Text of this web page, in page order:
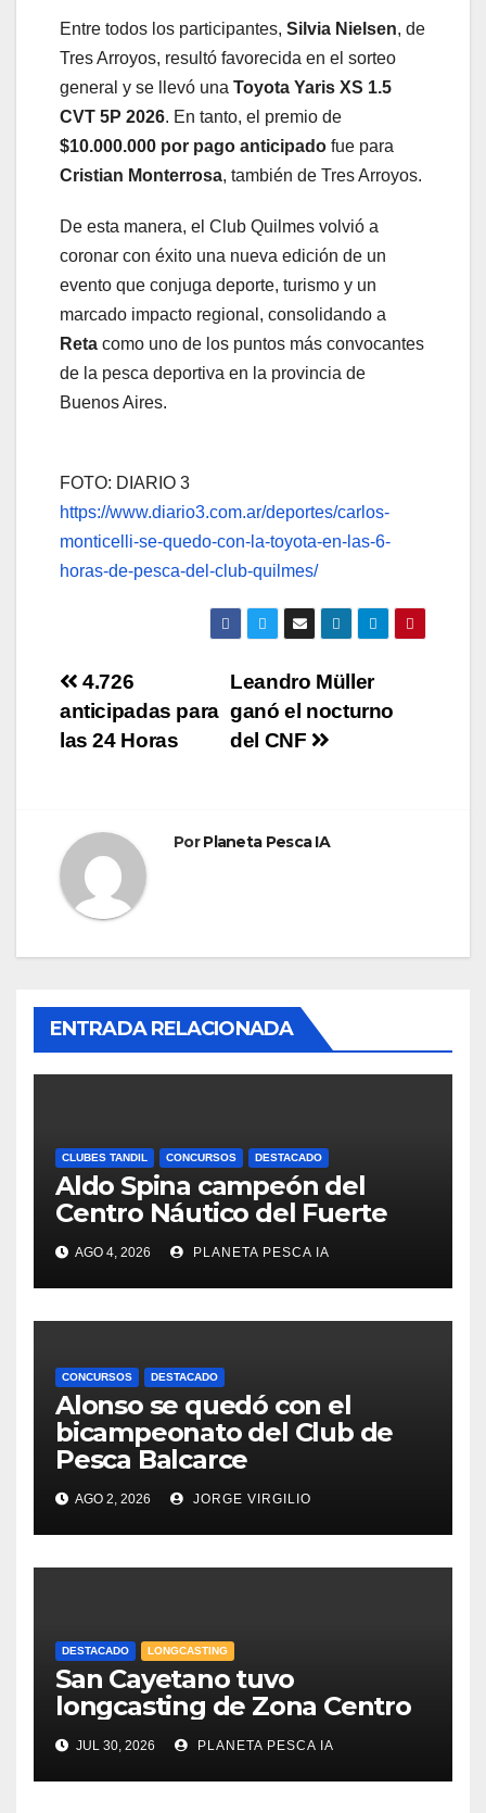
Entre todos los participantes, Silvia Nielsen, de
Tres Arroyos, resultó favorecida en el sorteo
general y se llevó una Toyota Yaris XS 1.5
CVT 5P 2026. En tanto, el premio de
$10.000.000 por pago anticipado fue para
Cristian Monterrosa, también de Tres Arroyos.
De esta manera, el Club Quilmes volvió a
coronar con éxito una nueva edición de un
evento que conjuga deporte, turismo y un
marcado impacto regional, consolidando a
Reta como uno de los puntos más convocantes
de la pesca deportiva en la provincia de
Buenos Aires.
FOTO: DIARIO 3
https://www.diario3.com.ar/deportes/carlos-
monticelli-se-quedo-con-la-toyota-en-las-6-
horas-de-pesca-del-club-quilmes/
Navegación
de
Leandro Müller
ganó el nocturno
del CNF
4.726
anticipadas para
las 24 Horas
PorPlaneta Pesca IA
ENTRADA RELACIONADA
CLUBES TANDIL CONCURSOS DESTACADO
Aldo Spina campeón del
Centro Náutico del Fuerte
AGO 4, 2026 PLANETA PESCA IA
CONCURSOS DESTACADO
Alonso se quedó con el
bicampeonato del Club de
Pesca Balcarce
AGO 2, 2026 JORGE VIRGILIO
DESTACADO LONGCASTING
San Cayetano tuvo
longcasting de Zona Centro
JUL 30, 2026 PLANETA PESCA IA